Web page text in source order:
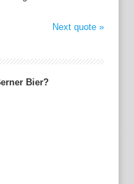
Next quote »
Bier?